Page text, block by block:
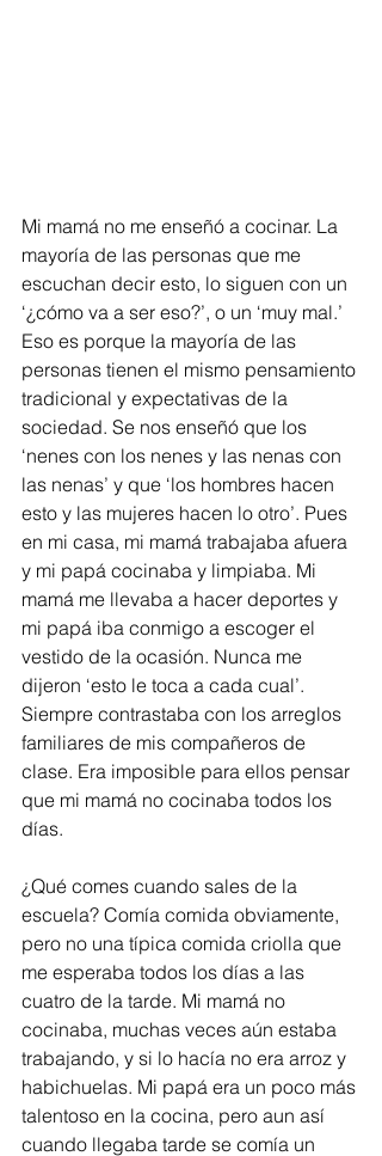
Mi mamá no me enseñó a cocinar. La
mayoría de las personas que me
escuchan decir esto, lo siguen con un
‘¿cómo va a ser eso?’, o un ‘muy mal.’
Eso es porque la mayoría de las
personas tienen el mismo pensamiento
tradicional y expectativas de la
sociedad. Se nos enseñó que los
‘nenes con los nenes y las nenas con
las nenas’ y que ‘los hombres hacen
esto y las mujeres hacen lo otro’. Pues
en mi casa, mi mamá trabajaba afuera
y mi papá cocinaba y limpiaba. Mi
mamá me llevaba a hacer deportes y
mi papá iba conmigo a escoger el
vestido de la ocasión. Nunca me
dijeron ‘esto le toca a cada cual’.
Siempre contrastaba con los arreglos
familiares de mis compañeros de
clase. Era imposible para ellos pensar
que mi mamá no cocinaba todos los
días.
¿Qué comes cuando sales de la
escuela? Comía comida obviamente,
pero no una típica comida criolla que
me esperaba todos los días a las
cuatro de la tarde. Mi mamá no
cocinaba, muchas veces aún estaba
trabajando, y si lo hacía no era arroz y
habichuelas. Mi papá era un poco más
talentoso en la cocina, pero aun así
cuando llegaba tarde se comía un